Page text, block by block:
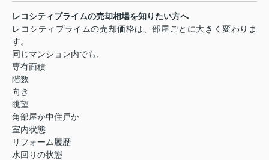
レコシティプライムの売却相場を知りたい方へ
レコシティプライムの売却価格は、部屋ごとに大きく変わりま
す。
同じマンション内でも、
専有面積
階数
向き
眺望
角部屋か中住戸か
室内状態
リフォーム履歴
水回りの状態